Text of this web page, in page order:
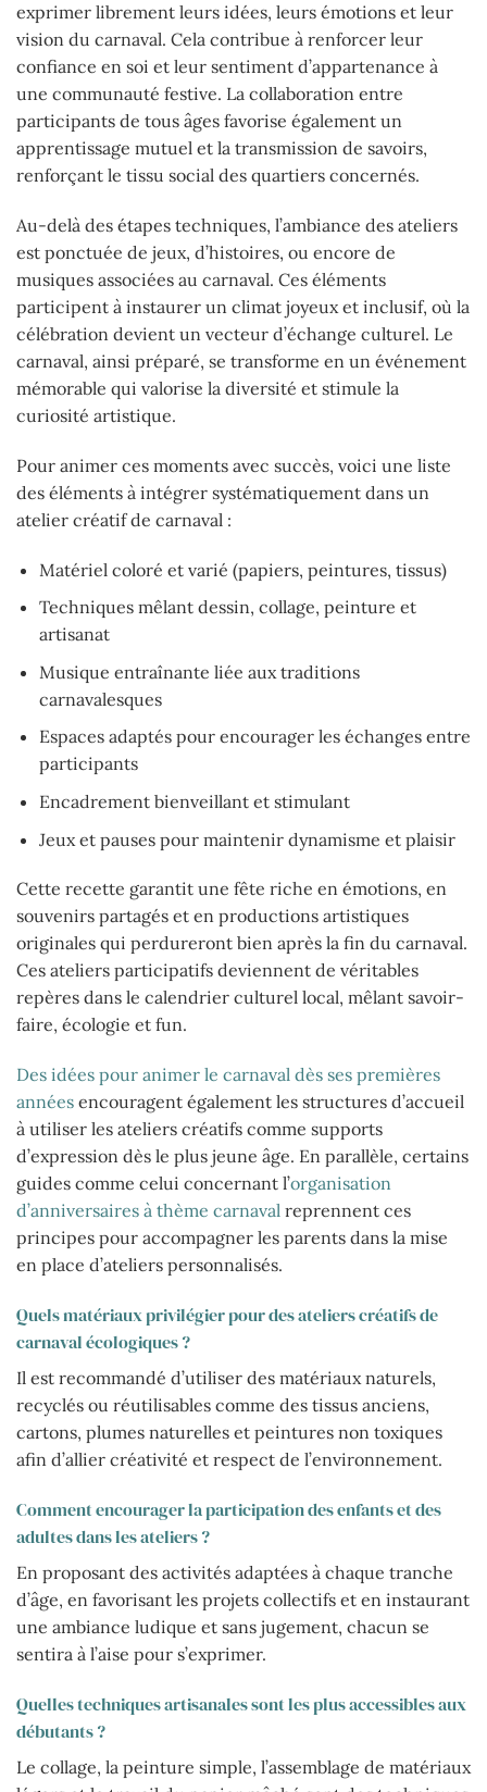
exprimer librement leurs idées, leurs émotions et leur
vision du carnaval. Cela contribue à renforcer leur
confiance en soi et leur sentiment d’appartenance à
une communauté festive. La collaboration entre
participants de tous âges favorise également un
apprentissage mutuel et la transmission de savoirs,
renforçant le tissu social des quartiers concernés.
Au-delà des étapes techniques, l’ambiance des ateliers
est ponctuée de jeux, d’histoires, ou encore de
musiques associées au carnaval. Ces éléments
participent à instaurer un climat joyeux et inclusif, où la
célébration devient un vecteur d’échange culturel. Le
carnaval, ainsi préparé, se transforme en un événement
mémorable qui valorise la diversité et stimule la
curiosité artistique.
Pour animer ces moments avec succès, voici une liste
des éléments à intégrer systématiquement dans un
atelier créatif de carnaval :
Matériel coloré et varié (papiers, peintures, tissus)
Techniques mêlant dessin, collage, peinture et
artisanat
Musique entraînante liée aux traditions
carnavalesques
Espaces adaptés pour encourager les échanges entre
participants
Encadrement bienveillant et stimulant
Jeux et pauses pour maintenir dynamisme et plaisir
Cette recette garantit une fête riche en émotions, en
souvenirs partagés et en productions artistiques
originales qui perdureront bien après la fin du carnaval.
Ces ateliers participatifs deviennent de véritables
repères dans le calendrier culturel local, mêlant savoir-
faire, écologie et fun.
Des idées pour animer le carnaval dès ses premières
années encouragent également les structures d’accueil
à utiliser les ateliers créatifs comme supports
d’expression dès le plus jeune âge. En parallèle, certains
guides comme celui concernant l’organisation
d’anniversaires à thème carnaval reprennent ces
principes pour accompagner les parents dans la mise
en place d’ateliers personnalisés.
Quels matériaux privilégier pour des ateliers créatifs de
carnaval écologiques ?
Il est recommandé d’utiliser des matériaux naturels,
recyclés ou réutilisables comme des tissus anciens,
cartons, plumes naturelles et peintures non toxiques
afin d’allier créativité et respect de l’environnement.
Comment encourager la participation des enfants et des
adultes dans les ateliers ?
En proposant des activités adaptées à chaque tranche
d’âge, en favorisant les projets collectifs et en instaurant
une ambiance ludique et sans jugement, chacun se
sentira à l’aise pour s’exprimer.
Quelles techniques artisanales sont les plus accessibles aux
débutants ?
Le collage, la peinture simple, l’assemblage de matériaux